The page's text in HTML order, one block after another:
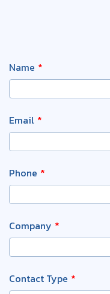
Name
Email
Phone
Company
Contact Type